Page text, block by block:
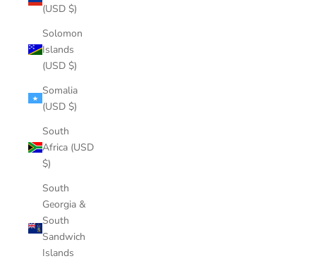
(USD $)
Solomon
Islands
(USD $)
Somalia
(USD $)
South
Africa (USD
$)
South
Georgia &
South
Sandwich
Islands